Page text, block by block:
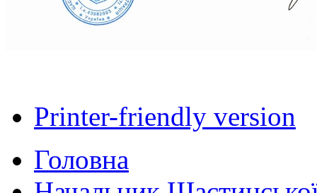
Printer-friendly version
Головна